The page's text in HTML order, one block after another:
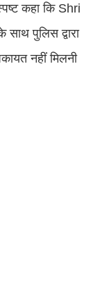
कहा कि Shri
पुलिस द्वारा
नहीं मिलनी